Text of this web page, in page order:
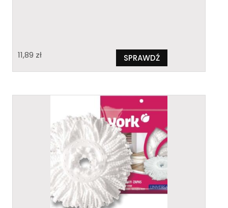
11,89 zł SPRAWDŹ